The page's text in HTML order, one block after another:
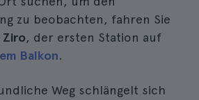
zu beobachten, fahren Sie
Ziro, der ersten Station auf
Balkon.
Weg schlängelt sich